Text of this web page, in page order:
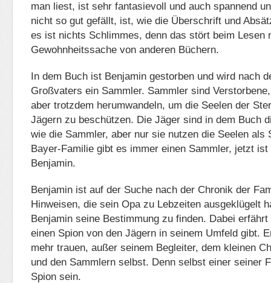
man liest, ist sehr fantasievoll und auch spannend
nicht so gut gefällt, ist, wie die Überschrift und
es ist nichts Schlimmes, denn das stört beim Lesen
Gewohnheitssache von anderen Büchern.
In dem Buch ist Benjamin gestorben und wird nach
Großvaters ein Sammler. Sammler sind
aber trotzdem herumwandeln, um die Seelen der
Jägern zu beschützen. Die Jäger sind in dem Buch
wie die Sammler, aber nur sie nutzen die Seelen als
Bayer-Familie gibt es immer einen Sammler, jetzt
Benjamin.
Benjamin ist auf der Suche nach der Chronik der
Hinweisen, die sein Opa zu Lebzeiten ausgeklügelt
Benjamin seine Bestimmung zu finden. Dabei
einen Spion von den Jägern in seinem Umfeld gibt.
mehr trauen, außer seinem Begleiter, dem kleinen
und den Sammlern selbst. Denn selbst einer seiner
Spion sein.